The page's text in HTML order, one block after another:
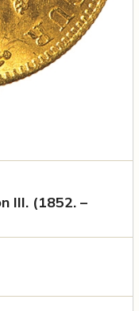
III. (1852. –